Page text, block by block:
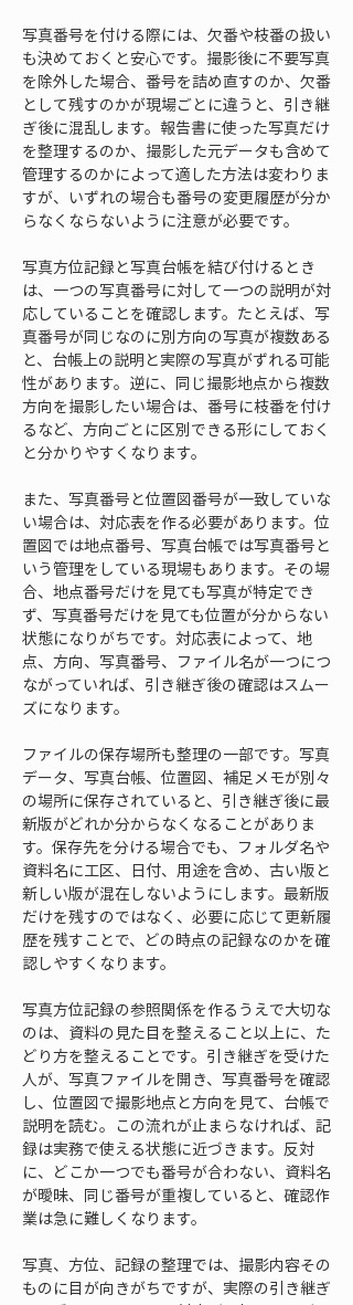
写真番号を付ける際には、欠番や枝番の扱い
も決めておくと安心です。撮影後に不要写真
を除外した場合、番号を詰め直すのか、欠番
として残すのかが現場ごとに違うと、引き継
ぎ後に混乱します。報告書に使った写真だけ
を整理するのか、撮影した元データも含めて
管理するのかによって適した方法は変わりま
すが、いずれの場合も番号の変更履歴が分か
らなくならないように注意が必要です。
写真方位記録と写真台帳を結び付けるとき
は、一つの写真番号に対して一つの説明が対
応していることを確認します。たとえば、写
真番号が同じなのに別方向の写真が複数ある
と、台帳上の説明と実際の写真がずれる可能
性があります。逆に、同じ撮影地点から複数
方向を撮影したい場合は、番号に枝番を付け
るなど、方向ごとに区別できる形にしておく
と分かりやすくなります。
また、写真番号と位置図番号が一致していな
い場合は、対応表を作る必要があります。位
置図では地点番号、写真台帳では写真番号と
いう管理をしている現場もあります。その場
合、地点番号だけを見ても写真が特定でき
ず、写真番号だけを見ても位置が分からない
状態になりがちです。対応表によって、地
点、方向、写真番号、ファイル名が一つにつ
ながっていれば、引き継ぎ後の確認はスムー
ズになります。
ファイルの保存場所も整理の一部です。写真
データ、写真台帳、位置図、補足メモが別々
の場所に保存されていると、引き継ぎ後に最
新版がどれか分からなくなることがありま
す。保存先を分ける場合でも、フォルダ名や
資料名に工区、日付、用途を含め、古い版と
新しい版が混在しないようにします。最新版
だけを残すのではなく、必要に応じて更新履
歴を残すことで、どの時点の記録なのかを確
認しやすくなります。
写真方位記録の参照関係を作るうえで大切な
のは、資料の見た目を整えること以上に、た
どり方を整えることです。引き継ぎを受けた
人が、写真ファイルを開き、写真番号を確認
し、位置図で撮影地点と方向を見て、台帳で
説明を読む。この流れが止まらなければ、記
録は実務で使える状態に近づきます。反対
に、どこか一つでも番号が合わない、資料名
が曖昧、同じ番号が重複していると、確認作
業は急に難しくなります。
写真、方位、記録の整理では、撮影内容その
ものに目が向きがちですが、実際の引き継ぎ